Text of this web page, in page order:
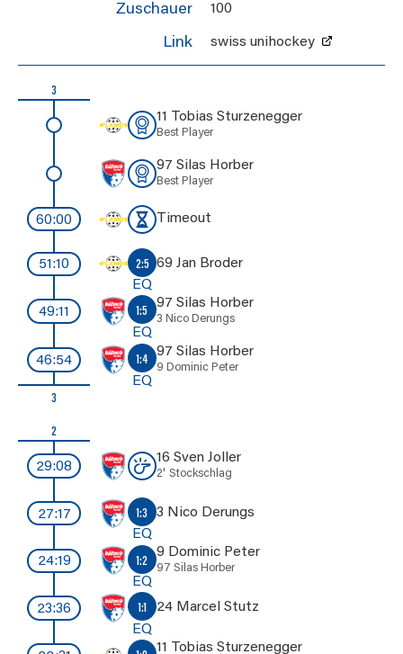
Zuschauer 100
Link swiss unihockey
3
11 Tobias Sturzenegger
Best Player
97 Silas Horber
Best Player
60:00 Timeout
51:10 69 Jan Broder
2:5
EQ
49:11
97 Silas Horber
3 Nico Derungs
1:5
EQ
46:54
97 Silas Horber
9 Dominic Peter
1:4
EQ
3
2
29:08
16 Sven Joller
2' Stockschlag
27:17 3 Nico Derungs
1:3
EQ
24:19
9 Dominic Peter
97 Silas Horber
1:2
EQ
23:36
24 Marcel Stutz
1:1
EQ
11 Tobias Sturzenegger